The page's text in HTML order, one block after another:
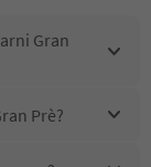
Gran
Prè?